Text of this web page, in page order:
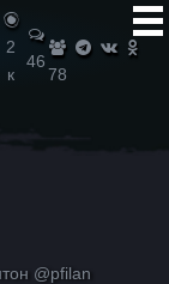
2
к
46
78
@pfilan